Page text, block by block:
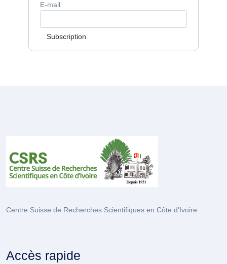
E-mail
Subscription
Centre Suisse de Recherches Scientifiques en Côte d'Ivoire.
Accès rapide